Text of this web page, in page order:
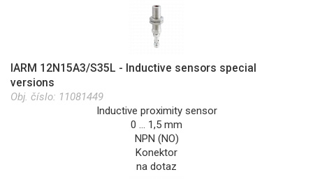
IARM 12N15A3/S35L - Inductive sensors special
versions
Obj. číslo: 11081449
Inductive proximity sensor
0 … 1,5 mm
NPN (NO)
Konektor
na dotaz